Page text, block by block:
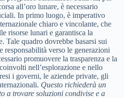
all’oro lunare, è necessario
In primo luogo, è imperativo
chiaro e vincolante, che
risorse lunari e garantisca la
Tale quadro dovrebbe basarsi sui
verso le generazioni
promuovere la trasparenza e la
nell’esplorazione e nello
i governi, le aziende private, gli
Questo richiederà un
a trovare soluzioni condivise e a